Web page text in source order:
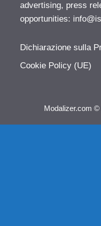
advertising, press
opportunities:
Dichiarazione sulla
Cookie Policy (UE)
Modalizer.com ©